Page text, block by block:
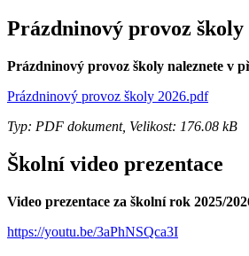
Prázdninový provoz školy
Prázdninový provoz školy naleznete v
Prázdninový provoz školy 2026.pdf
Typ: PDF dokument, Velikost: 176.08 kB
Školní video prezentace
Video prezentace za školní rok 2025/
https://youtu.be/3aPhNSQca3I